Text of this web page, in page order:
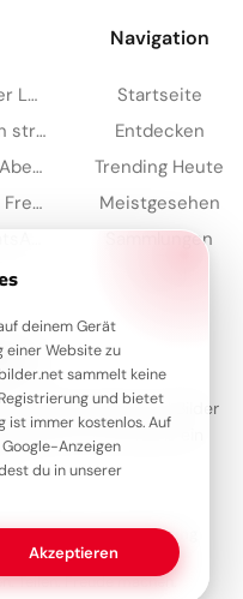
deinem Gerät
einer Website zu
sammelt keine
und bietet
ist immer kostenlos. Auf
Anzeigen
du in unserer
Akzeptieren
Herzliche Begrüßung: Spannender Lernstart für TikTok Clips
Süße Schulstart-Grüße für einen strahlenden ersten Schultag auf TikTok
Ein fröhlicher Start in ein neues Abenteuer – Dein Schulbeginn für WhatsApp!
Willkommen im neuen Schuljahr! Freche Schulstart-Grüße für Telegram
Navigation
Startseite
Entdecken
Trending Heute
Meistgesehen
Sammlungen
Grüße und Bilder
und verschenke ein
Datenschutzerklärung
Teilen. Freude machen.